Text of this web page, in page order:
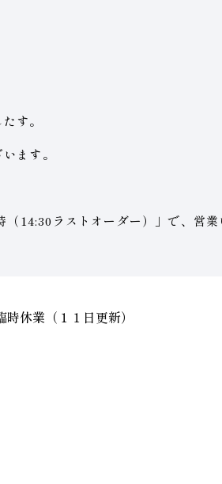
す。
ます。
14:30ラストオーダー）」で、営業
休業（１１日更新）